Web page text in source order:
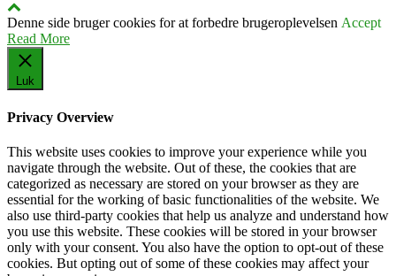
Denne side bruger cookies for at forbedre brugeroplevelsen Accept
Read More
Luk
Privacy Overview
This website uses cookies to improve your experience while you
navigate through the website. Out of these, the cookies that are
categorized as necessary are stored on your browser as they are
essential for the working of basic functionalities of the website. We
also use third-party cookies that help us analyze and understand how
you use this website. These cookies will be stored in your browser
only with your consent. You also have the option to opt-out of these
cookies. But opting out of some of these cookies may affect your